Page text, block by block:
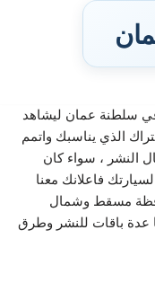
سلطنة عمان ليشاهد
الذي يناسبك واتمم
النشر ، سواء كان
فاعلانك معنا
مسقط وشمال
عدة باقات للنشر وطرق